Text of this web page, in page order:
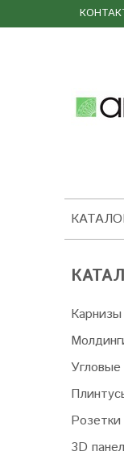
Карнизы
Розетки
3D